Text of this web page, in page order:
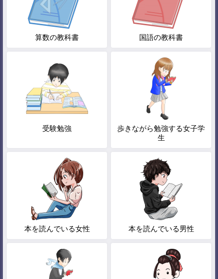
算数の教科書 国語の教科書
受験勉強
歩きながら勉強する女子学
生
本を読んでいる女性 本を読んでいる男性